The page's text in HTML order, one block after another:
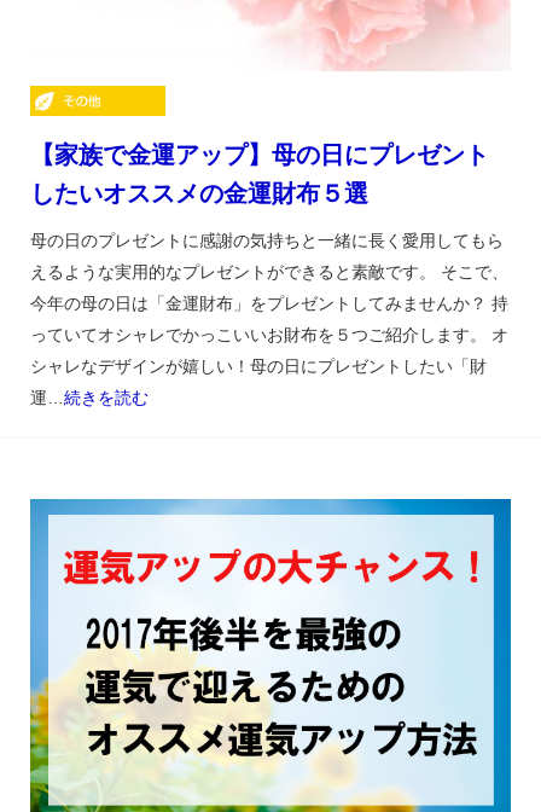
【家族で金運アップ】母の日にプレゼント
したいオススメの金運財布５選
母の日のプレゼントに感謝の気持ちと一緒に長く愛用してもら
えるような実用的なプレゼントができると素敵です。 そこで、
今年の母の日は「金運財布」をプレゼントしてみませんか？ 持
っていてオシャレでかっこいいお財布を５つご紹介します。 オ
シャレなデザインが嬉しい！母の日にプレゼントしたい「財
運… 続きを読む